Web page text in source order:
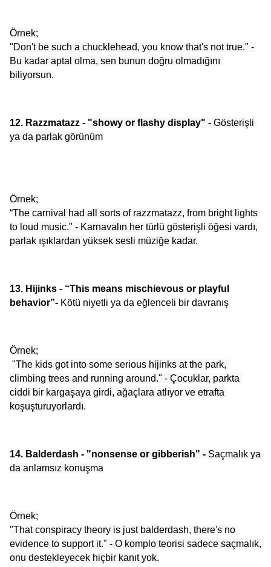
Örnek;
"Don't be such a chucklehead, you know that's not true." -
Bu kadar aptal olma, sen bunun doğru olmadığını
biliyorsun.
12. Razzmatazz - "showy or flashy display" - Gösterişli
ya da parlak görünüm
Örnek;
“The carnival had all sorts of razzmatazz, from bright lights
to loud music." - Karnavalın her türlü gösterişli öğesi vardı,
parlak ışıklardan yüksek sesli müziğe kadar.
13. Hijinks - “This means mischievous or playful
behavior”- Kötü niyetli ya da eğlenceli bir davranış
Örnek;
"The kids got into some serious hijinks at the park,
climbing trees and running around." - Çocuklar, parkta
ciddi bir kargaşaya girdi, ağaçlara atlıyor ve etrafta
koşuşturuyorlardı.
14. Balderdash - "nonsense or gibberish" - Saçmalık ya
da anlamsız konuşma
Örnek;
"That conspiracy theory is just balderdash, there's no
evidence to support it." - O komplo teorisi sadece saçmalık,
onu destekleyecek hiçbir kanıt yok.